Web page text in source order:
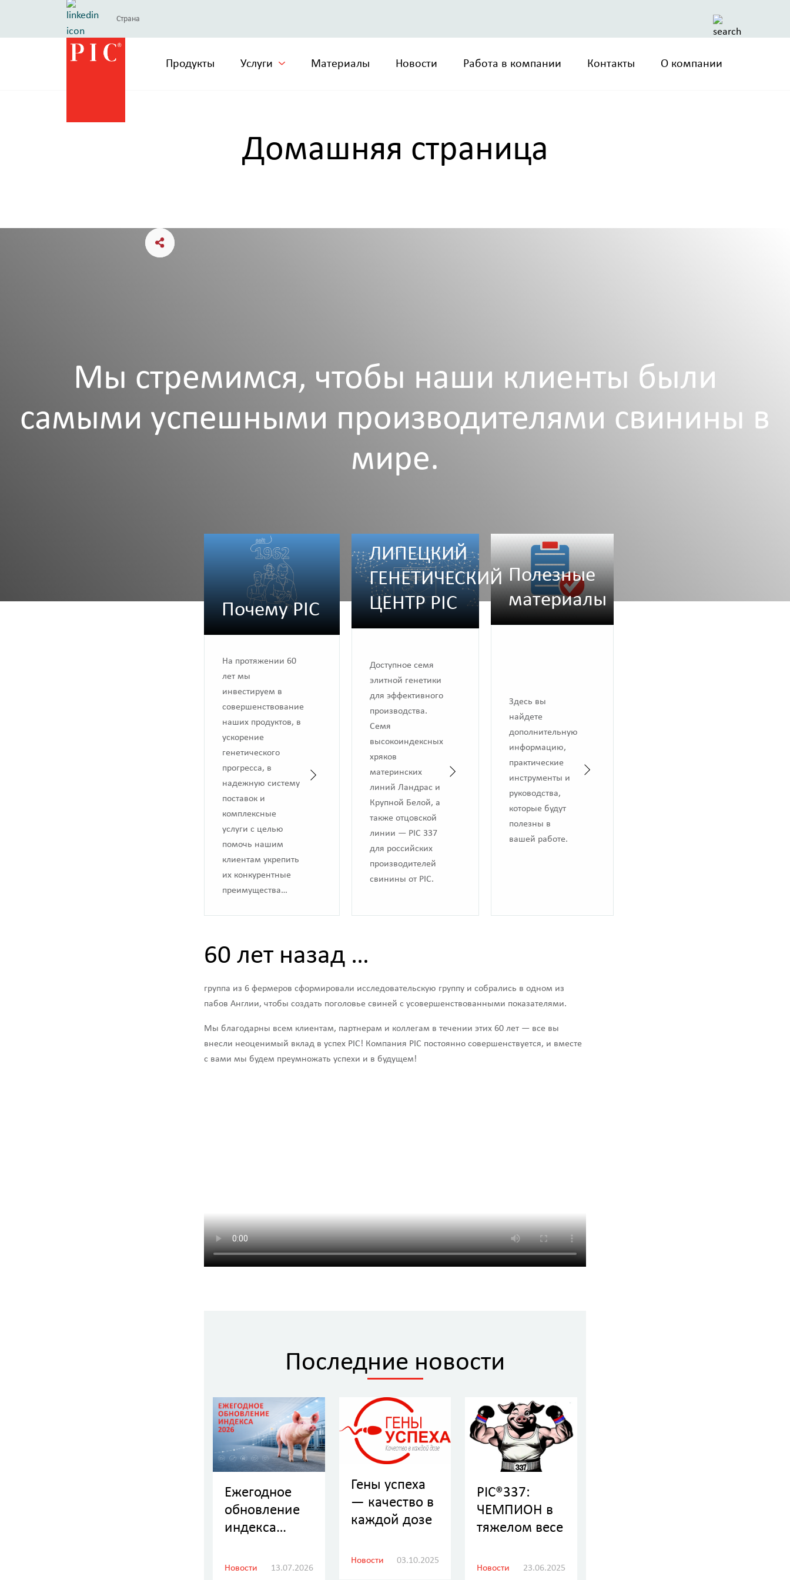
Страна
Продукты Услуги Материалы Новости Работа в компании Контакты О компании
Домашняя страница
Мы стремимся, чтобы наши клиенты были
самыми успешными производителями свинины в
мире.
Почему PIC
На протяжении 60
лет мы
инвестируем в
совершенствование
наших продуктов, в
ускорение
генетического
прогресса, в
надежную систему
поставок и
комплексные
услуги с целью
помочь нашим
клиентам укрепить
их конкурентные
преимущества…
ЛИПЕЦКИЙ
ГЕНЕТИЧЕСКИЙ
ЦЕНТР PIC
Доступное семя
элитной генетики
для эффективного
производства.
Семя
высокоиндексных
хряков
материнских
линий Ландрас и
Крупной Белой, а
также отцовской
линии — PIC 337
для российских
производителей
свинины от PIC.
Полезные
материалы
Здесь вы
найдете
дополнительную
информацию,
практические
инструменты и
руководства,
которые будут
полезны в
вашей работе.
60 лет назад …
группа из 6 фермеров сформировали исследовательскую группу и собрались в одном из
пабов Англии, чтобы создать поголовье свиней с усовершенствованными показателями.
Мы благодарны всем клиентам, партнерам и коллегам в течении этих 60 лет — все вы
внесли неоценимый вклад в успех PIC! Компания PIC постоянно совершенствуется, и вместе
с вами мы будем преумножать успехи и в будущем!
Последние новости
Ежегодное
обновление
индекса
точная племе
Новости 13.07.2026
Гены успеха
— качество в
каждой дозе
Новости 03.10.2025
PIC®337:
ЧЕМПИОН в
тяжелом весе
Новости 23.06.2025